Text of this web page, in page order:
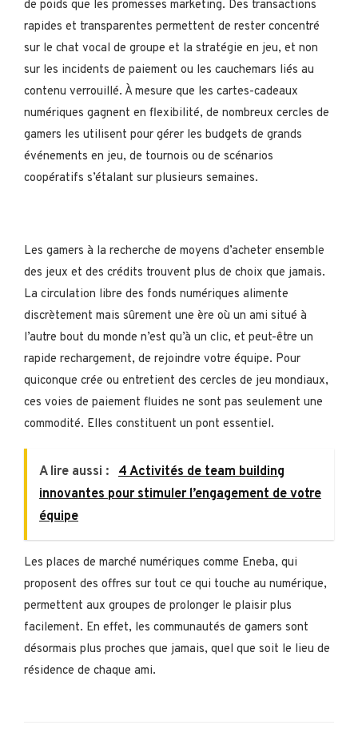
de poids que les promesses marketing. Des transactions
rapides et transparentes permettent de rester concentré
sur le chat vocal de groupe et la stratégie en jeu, et non
sur les incidents de paiement ou les cauchemars liés au
contenu verrouillé. À mesure que les cartes-cadeaux
numériques gagnent en flexibilité, de nombreux cercles de
gamers les utilisent pour gérer les budgets de grands
événements en jeu, de tournois ou de scénarios
coopératifs s’étalant sur plusieurs semaines.
Les gamers à la recherche de moyens d’acheter ensemble
des jeux et des crédits trouvent plus de choix que jamais.
La circulation libre des fonds numériques alimente
discrètement mais sûrement une ère où un ami situé à
l’autre bout du monde n’est qu’à un clic, et peut-être un
rapide rechargement, de rejoindre votre équipe. Pour
quiconque crée ou entretient des cercles de jeu mondiaux,
ces voies de paiement fluides ne sont pas seulement une
commodité. Elles constituent un pont essentiel.
A lire aussi :
4 Activités de team building
innovantes pour stimuler l’engagement de votre
équipe
Les places de marché numériques comme Eneba, qui
proposent des offres sur tout ce qui touche au numérique,
permettent aux groupes de prolonger le plaisir plus
facilement. En effet, les communautés de gamers sont
désormais plus proches que jamais, quel que soit le lieu de
résidence de chaque ami.